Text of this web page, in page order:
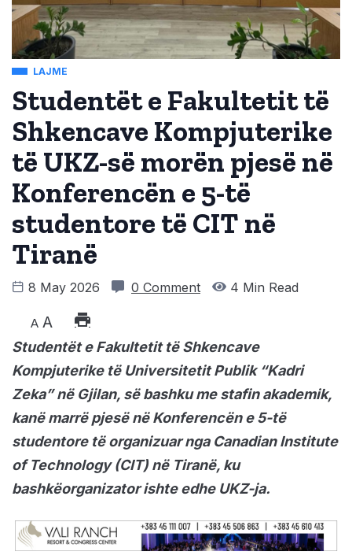
LAJME
Studentët e Fakultetit të
Shkencave Kompjuterike
të UKZ-së morën pjesë në
Konferencën e 5-të
studentore të CIT në
Tiranë
8 May 2026 0 Comment 4 Min Read
A A
Studentët e Fakultetit të Shkencave
Kompjuterike të Universitetit Publik “Kadri
Zeka” në Gjilan, së bashku me stafin akademik,
kanë marrë pjesë në Konferencën e 5-të
studentore të organizuar nga Canadian Institute
of Technology (CIT) në Tiranë, ku
bashkëorganizator ishte edhe UKZ-ja.